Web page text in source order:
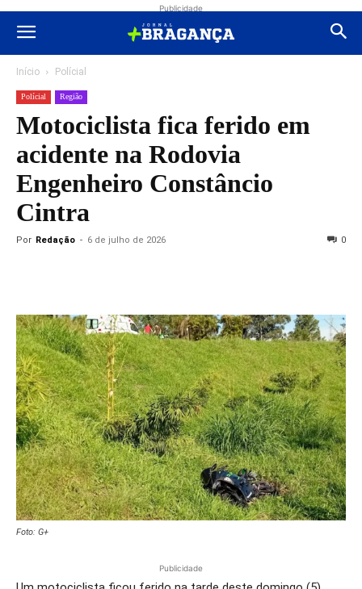
Publicidade
Início Polícial
Polícial Região
Motociclista fica ferido em
acidente na Rodovia
Engenheiro Constâncio
Cintra
Por Redação - 6 de julho de 2026 0
Foto: G+
Publicidade